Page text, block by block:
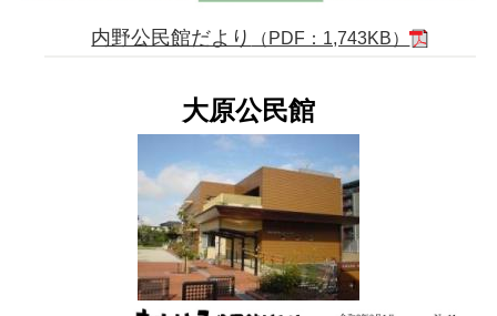
内野公民館だより （PDF：1,743KB）
大原公民館